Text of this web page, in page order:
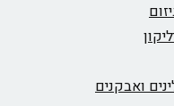
ואבקנים